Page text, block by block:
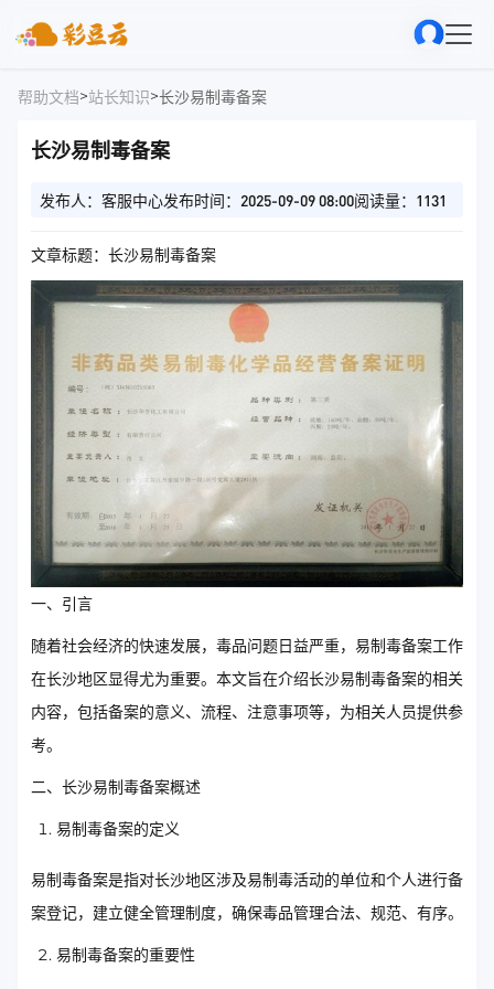
帮助文档>站长知识>长沙易制毒备案
长沙易制毒备案
发布人：客服中心发布时间：2025-09-09 08:00阅读量：1131
文章标题：长沙易制毒备案
一、引言
随着社会经济的快速发展，毒品问题日益严重，易制毒备案工作
在长沙地区显得尤为重要。本文旨在介绍长沙易制毒备案的相关
内容，包括备案的意义、流程、注意事项等，为相关人员提供参
考。
二、长沙易制毒备案概述
易制毒备案的定义
易制毒备案是指对长沙地区涉及易制毒活动的单位和个人进行备
案登记，建立健全管理制度，确保毒品管理合法、规范、有序。
易制毒备案的重要性